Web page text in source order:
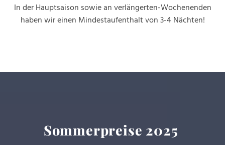
In der Hauptsaison sowie an verlängerten-Wochenenden
haben wir einen Mindestaufenthalt von 3-4 Nächten!
Sommerpreise 2025